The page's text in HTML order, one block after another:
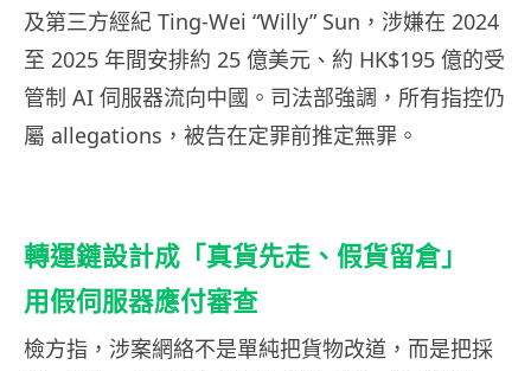
及第三方經紀 Ting-Wei “Willy” Sun，涉嫌在 2024
至 2025 年間安排約 25 億美元、約 HK$195 億的受
管制 AI 伺服器流向中國。司法部強調，所有指控仍
屬 allegations，被告在定罪前推定無罪。
轉運鏈設計成「真貨先走、假貨留倉」
用假伺服器應付審查
檢方指，涉案網絡不是單純把貨物改道，而是把採